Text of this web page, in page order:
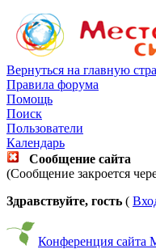
Вернуться на главную
Правила форума
Помощь
Поиск
Пользователи
Календарь
Сообщение сайта
(Сообщение закроется
Здравствуйте, гость (
Конференция сайта